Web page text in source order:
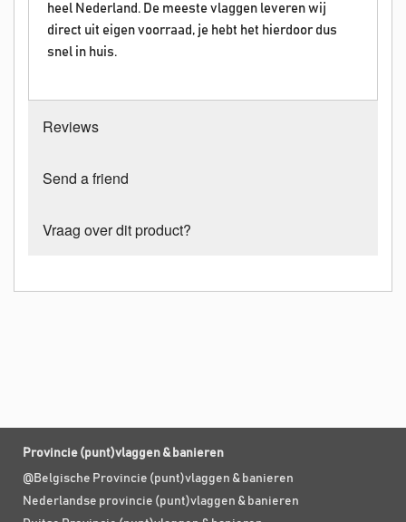
heel Nederland. De meeste vlaggen leveren wij
direct uit eigen voorraad, je hebt het hierdoor dus
snel in huis.
Reviews
Send a friend
Vraag over dit product?
Provincie (punt)vlaggen & banieren
@Belgische Provincie (punt)vlaggen & banieren
Nederlandse provincie (punt)vlaggen & banieren